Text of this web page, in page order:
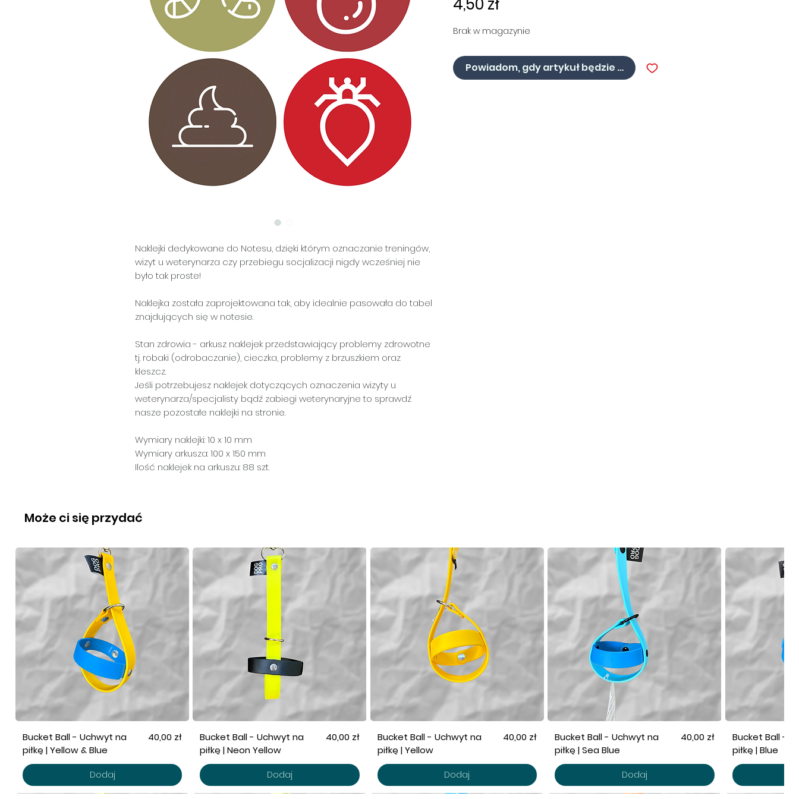
Naklejki dedykowane do Notesu, dzięki którym oznaczanie treningów,
wizyt u weterynarza czy przebiegu socjalizacji nigdy wcześniej nie
było tak proste!
Naklejka została zaprojektowana tak, aby idealnie pasowała do tabel
znajdujących się w notesie.
Stan zdrowia- arkusz naklejek przedstawiający problemy zdrowotne
tj. robaki (odrobaczanie), cieczka, problemy z brzuszkiem oraz
kleszcz.
Jeśli potrzebujesz naklejek dotyczących oznaczenia wizyty u
weterynarza/specjalisty bądź zabiegi weterynaryjne to sprawdź
nasze pozostałe naklejki na stronie.
Wymiary naklejki: 10 x 10 mm
Wymiary arkusza: 100 x 150 mm
Ilość naklejek na arkuszu: 88 szt.
Brak w magazynie
Powiadom, gdy artykuł będzie dostępny
Może ci się przydać
Bucket Ball - Uchwyt na
piłkę | Yellow & Blue
Cena
40,00 zł
Dodaj
Bucket Ball - Uchwyt na
piłkę | Neon Yellow
Cena
40,00 zł
Dodaj
Bucket Ball - Uchwyt na
piłkę | Yellow
Cena
40,00 zł
Dodaj
Bucket Ball - Uchwyt na
piłkę | Sea Blue
Cena
40,00 zł
Dodaj
Bucket Ball -
piłkę | Blue